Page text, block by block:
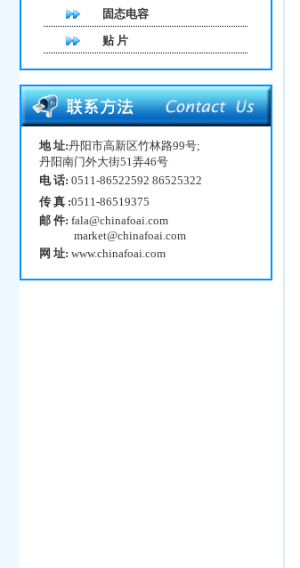
固态电容
贴 片
地 址:丹阳市高新区竹林路99号;
丹阳南门外大街51弄46号
电 话: 0511-86522592 86525322
传 真 :0511-86519375
邮 件: fala@chinafoai.com
market@chinafoai.com
网 址: www.chinafoai.com